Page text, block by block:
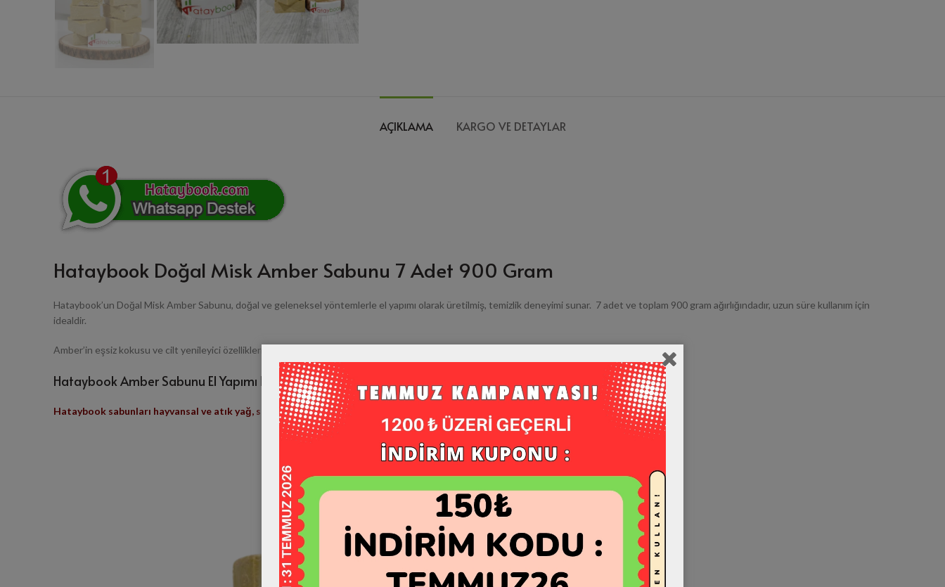
AÇIKLAMA KARGO VE DETAYLAR
Hataybook Doğal Misk Amber Sabunu 7 Adet 900 Gram
Hataybook’un Doğal Misk Amber Sabunu, doğal ve geleneksel yöntemlerle el yapımı olarak üretilmiş, temizlik deneyimi sunar. 7 adet ve toplam 900 gram ağırlığındadır, uzun süre kullanım için
idealdir.
Amber’in eşsiz kokusu ve cilt yenileyici özellikleri, banyonuzu bir spa deneyimine dönüştürür.
Hataybook Amber Sabunu El Yapımı Katkısız üründür.
Hataybook sabunları hayvansal ve atık yağ, sls, sles, paraben içermez.